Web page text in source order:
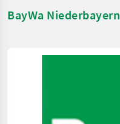
BayWa Niederbayern